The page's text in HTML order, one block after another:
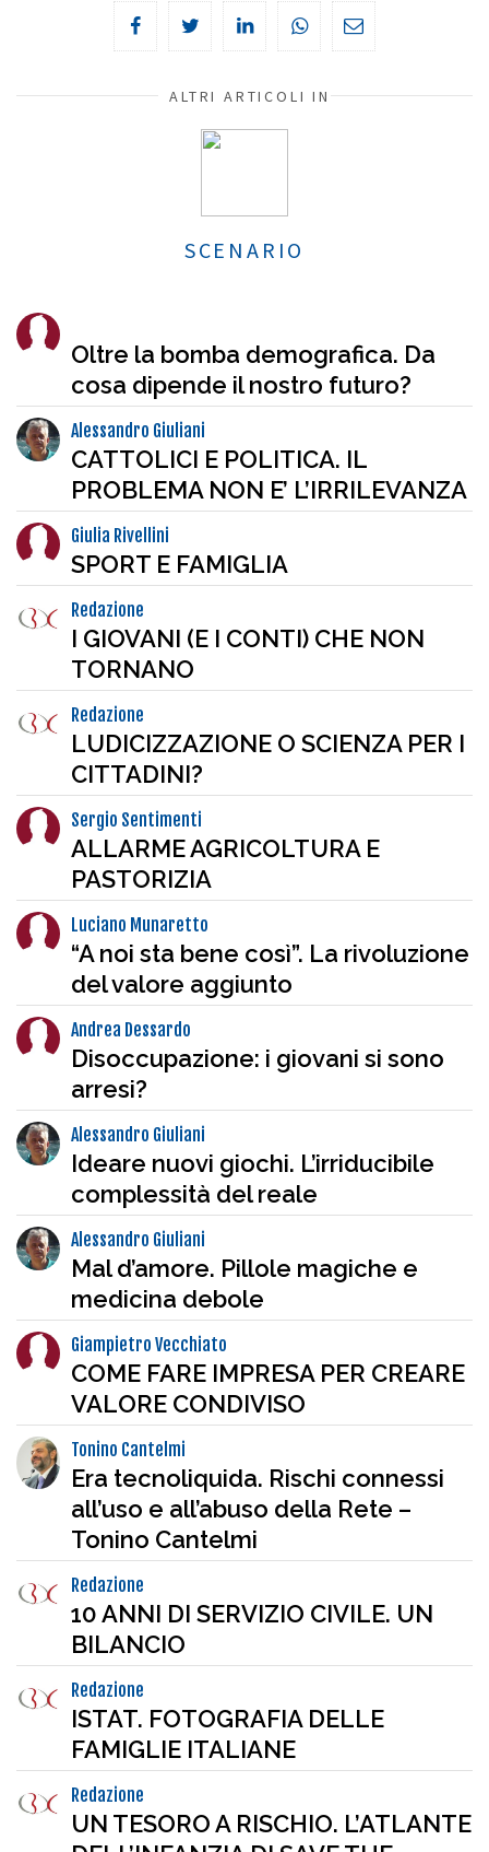
ALTRI ARTICOLI IN
SCENARIO
Oltre la bomba demografica. Da
cosa dipende il nostro futuro?
Alessandro Giuliani
CATTOLICI E POLITICA. IL
PROBLEMA NON E’ L’IRRILEVANZA
Giulia Rivellini
SPORT E FAMIGLIA
Redazione
I GIOVANI (E I CONTI) CHE NON
TORNANO
Redazione
LUDICIZZAZIONE O SCIENZA PER I
CITTADINI?
Sergio Sentimenti
ALLARME AGRICOLTURA E
PASTORIZIA
Luciano Munaretto
“A noi sta bene così”. La rivoluzione
del valore aggiunto
Andrea Dessardo
Disoccupazione: i giovani si sono
arresi?
Alessandro Giuliani
Ideare nuovi giochi. L’irriducibile
complessità del reale
Alessandro Giuliani
Mal d’amore. Pillole magiche e
medicina debole
Giampietro Vecchiato
COME FARE IMPRESA PER CREARE
VALORE CONDIVISO
Tonino Cantelmi
Era tecnoliquida. Rischi connessi
all’uso e all’abuso della Rete –
Tonino Cantelmi
Redazione
10 ANNI DI SERVIZIO CIVILE. UN
BILANCIO
Redazione
ISTAT. FOTOGRAFIA DELLE
FAMIGLIE ITALIANE
Redazione
UN TESORO A RISCHIO. L’ATLANTE